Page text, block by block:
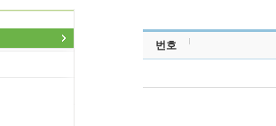
번호